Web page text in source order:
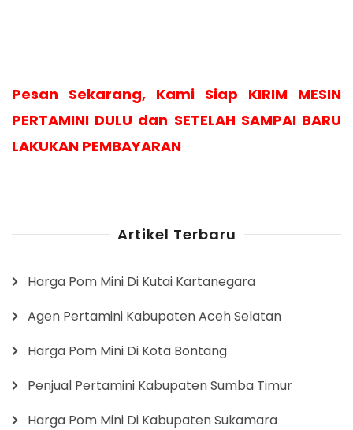
Pesan Sekarang, Kami Siap KIRIM MESIN
PERTAMINI DULU dan SETELAH SAMPAI BARU
LAKUKAN PEMBAYARAN
Artikel Terbaru
Harga Pom Mini Di Kutai Kartanegara
Agen Pertamini Kabupaten Aceh Selatan
Harga Pom Mini Di Kota Bontang
Penjual Pertamini Kabupaten Sumba Timur
Harga Pom Mini Di Kabupaten Sukamara